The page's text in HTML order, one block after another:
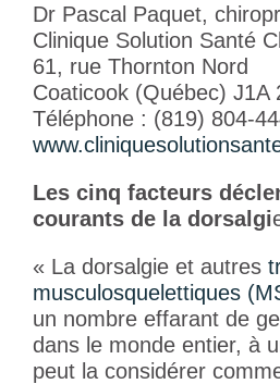
Dr Pascal Paquet,
Clinique Solution Santé
61, rue Thornton Nord
Coaticook (Québec) J1A
Téléphone : (819) 804-
Les cinq facteurs
courants de la dorsalgi
« La dorsalgie et autres
musculosquelettiques
un nombre effarant de
dans le monde entier, à
peut la considérer